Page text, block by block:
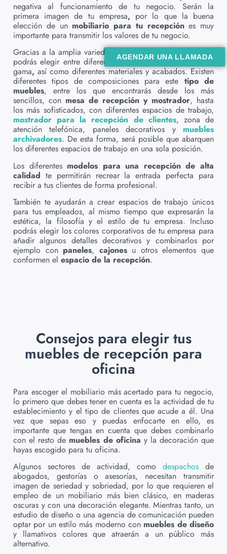
AGENDAR UNA LLAMADA
negativa al funcionamiento de tu negocio. Serán la
primera imagen de tu empresa, por lo que la buena
elección de un mobiliario para tu recepciónes muy
importante para transmitir los valores de tu negocio.
Gracias a la amplia variedad demuebles de recepción
podrás elegir entre diferentes modelos y diseños de alta
gama, así como diferentes materiales y acabados. Existen
diferentes tipos de composiciones para este tipo de
muebles, entre los que encontrarás desde los más
sencillos, con mesa de recepción y mostrador, hasta
los más sofisticados, con diferentes espacios de trabajo,
mostrador para la recepción de clientes, zona de
atención telefónica, paneles decorativos y muebles
archivadores. De esta forma, será posible que abarquen
los diferentes espacios de trabajo en una sola posición.
Los diferentes modelos para una recepción de alta
calidad te permitirán recrear la entrada perfecta para
recibir a tus clientes de forma profesional.
También te ayudarán a crear espacios de trabajo únicos
para tus empleados, al mismo tiempo que expresarán la
estética, la filosofía y el estilo de tu empresa. Incluso
podrás elegir los colores corporativos de tu empresa para
añadir algunos detalles decorativos y combinarlos por
ejemplo con paneles, cajonesu otros elementos que
conformen el espacio de la recepción.
Consejos para elegir tus
muebles de recepción para
oficina
Para escoger el mobiliario más acertado para tu negocio,
lo primero que debes tener en cuenta es la actividad de tu
establecimiento y el tipo de clientes que acude a él. Una
vez que sepas eso y puedas enfocarte en ello, es
importante que tengas en cuenta que debes combinarlo
con el resto de muebles de oficina y la decoración que
hayas escogido para tu oficina.
Algunos sectores de actividad, como despachos de
abogados, gestorías o asesorías, necesitan transmitir
imagen de seriedad y sobriedad, por lo que requieren el
empleo de un mobiliario más bien clásico, en maderas
oscuras y con una decoración elegante. Mientras tanto, un
estudio de diseño o una agencia de comunicación pueden
optar por un estilo más moderno con muebles de diseño
y llamativos colores que atraerán a un público más
alternativo.